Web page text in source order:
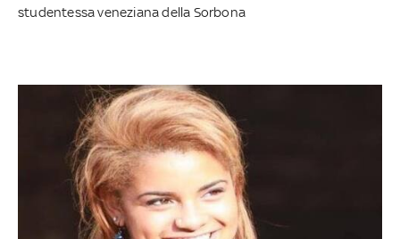
studentessa veneziana della Sorbona